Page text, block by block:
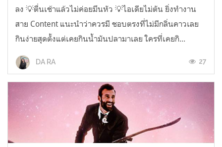
ลง 💡ตื่นเช้าแล้วไม่ค่อยมึนหัว 💡ไอเดียไม่ตัน ยิ่งทำงาน
สาย Content แนะนำว่าควรมี ชอบตรงที่ไม่มีกลิ่นคาวเลย
กินง่ายสุดตั้งแต่เคยกินน้ำมันปลามาเลย ใครที่เคยกิ...
DA RA 27